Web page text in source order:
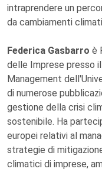
intraprendere un
da cambiamenti
Federica Gasbarro è
delle Imprese presso
Management
di numerose
gestione della crisi
sostenibile. Ha
europei relativi al
strategie di
climatici di imprese,